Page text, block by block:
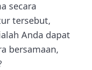
secara
tersebut,
Anda dapat
bersamaan,